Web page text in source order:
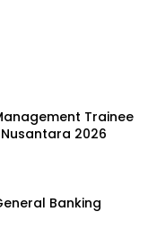
Trainee
2026
Banking